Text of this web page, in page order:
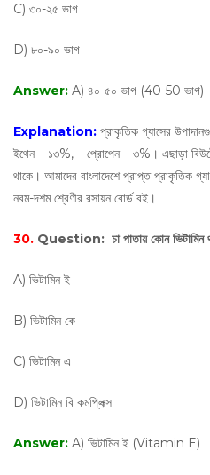
C) ৩০-২৫ ভাগ
D) ৮০-৯০ ভাগ
Answer: A) ৪০-৫০ ভাগ (40-50 ভাগ)
Explanation: প্রাকৃতিক গ্যাসের
ইথেন – ১৩%, – প্রােপেন – ৩%। এছাড়া
থাকে। আমাদের বাংলাদেশে প্রাপ্ত প্রাকৃতিক
নবম-দশম শ্রেণীর রসায়ন বোর্ড বই।
30. Question: চা পাতায় কোন ভিটামিন
A) ভিটামিন ই
B) ভিটামিন কে
C) ভিটামিন এ
D) ভিটামিন বি কমপ্লিক্স
Answer: A) ভিটামিন ই (Vitamin E)